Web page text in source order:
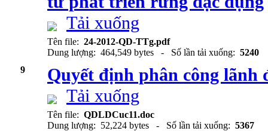
Tải xuống
Tên file: 24-2012-QD-TTg.pdf
Dung lượng: 464,549 bytes - Số lần tải xuống: 5240
9
Quyết định phân công lãnh
Tải xuống
Tên file: QDLDCuc11.doc
Dung lượng: 52,224 bytes - Số lần tải xuống: 5367